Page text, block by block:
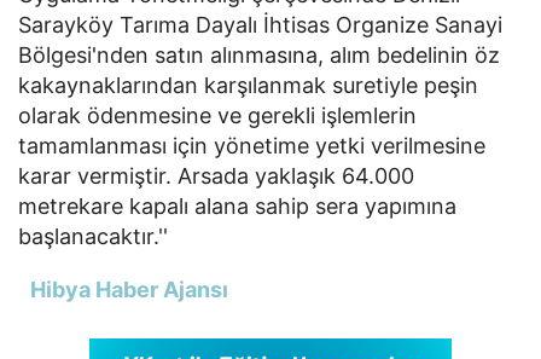
Sarayköy Tarıma Dayalı İhtisas Organize Sanayi
Bölgesi'nden satın alınmasına, alım bedelinin öz
kakaynaklarından karşılanmak suretiyle peşin
olarak ödenmesine ve gerekli işlemlerin
tamamlanması için yönetime yetki verilmesine
karar vermiştir. Arsada yaklaşık 64.000
metrekare kapalı alana sahip sera yapımına
başlanacaktır.''
Hibya Haber Ajansı